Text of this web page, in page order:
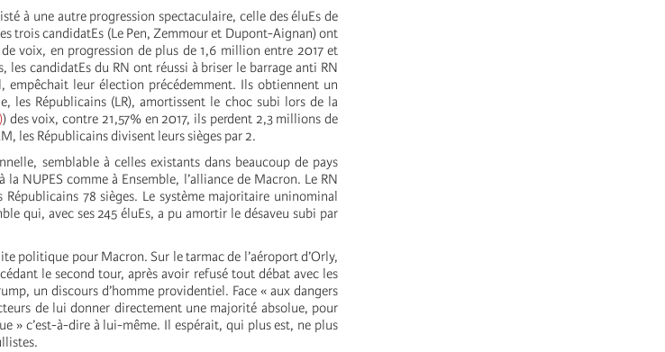
à une autre progression spectaculaire, celle des éluEs de
trois candidatEs (Le Pen, Zemmour et Dupont-Aignan) ont
voix, en progression de plus de 1,6 million entre 2017 et
les candidatEs du RN ont réussi à briser le barrage anti RN
empêchait leur élection précédemment. Ils obtiennent un
les Républicains (LR), amortissent le choc subi lors de la
) des voix, contre 21,57% en 2017, ils perdent 2,3 millions de
les Républicains divisent leurs sièges par 2.
semblable à celles existants dans beaucoup de pays
NUPES comme à Ensemble, l’alliance de Macron. Le RN
78 sièges. Le système majoritaire uninominal
qui, avec ses 245 éluEs, a pu amortir le désaveu subi par
politique pour Macron. Sur le tarmac de l’aéroport d’Orly,
le second tour, après avoir refusé tout débat avec les
un discours d’homme providentiel. Face « aux dangers
de lui donner directement une majorité absolue, pour
» c’est-à-dire à lui-même. Il espérait, qui plus est, ne plus